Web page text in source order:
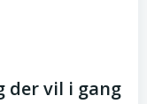
der vil i gang